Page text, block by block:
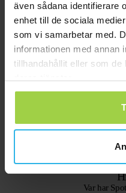
även sådana identifierare
enhet till de sociala
som vi samarbetar med.
informationen med annan
tillhandahållit eller som
Alltid en
Se
Var har